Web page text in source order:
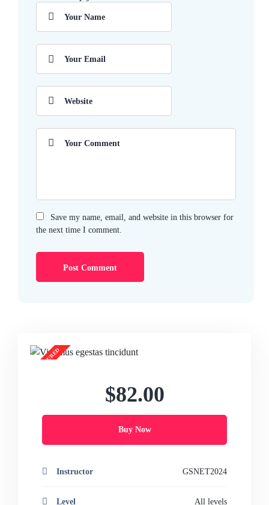
Save my name, email, and website in this browser for
the next time I comment.
$82.00
Buy Now
Instructor GSNET2024
Level All levels